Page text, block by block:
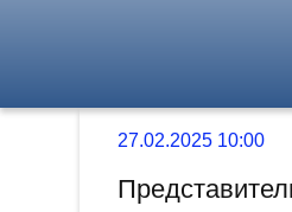
27.02.2025 10:00